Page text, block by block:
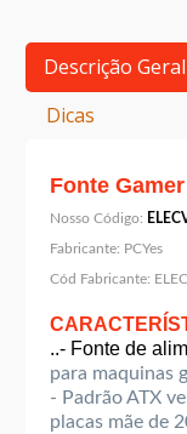
Descrição Geral
Dicas
Fonte
Nosso Código:
Fabricante: PCYes
Cód Fabricante:
..- Fonte de
para maquinas
- Padrão ATX
placas mãe de